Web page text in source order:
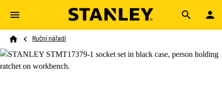
Skip to main content
Search
Breadcrumb
Ruční nářadí